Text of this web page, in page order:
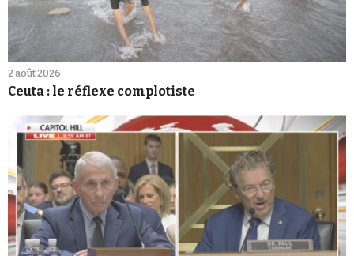
2 août 2026
Ceuta : le réflexe complotiste